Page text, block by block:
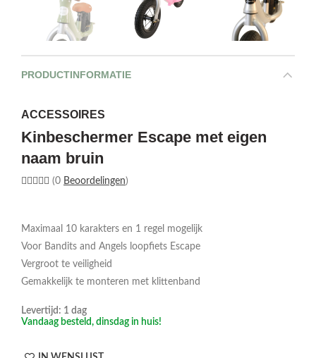
PRODUCTINFORMATIE
ACCESSOIRES
Kinbeschermer Escape met eigen
naam bruin
(0 Beoordelingen)
Maximaal 10 karakters en 1 regel mogelijk
Voor Bandits and Angels loopfiets Escape
Vergroot te veiligheid
Gemakkelijk te monteren met klittenband
Levertijd: 1 dag
Vandaag besteld, dinsdag in huis!